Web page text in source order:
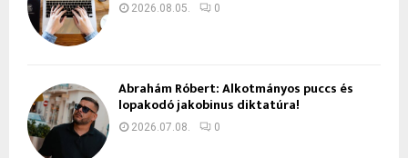
2026.08.05. 0
Ábrahám Róbert: Alkotmányos puccs és
lopakodó jakobinus diktatúra!
2026.07.08. 0